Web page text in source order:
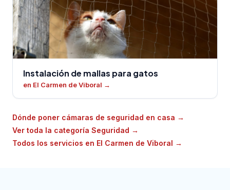
Instalación de mallas para gatos
en El Carmen de Viboral →
Dónde poner cámaras de seguridad en casa →
Ver toda la categoría Seguridad →
Todos los servicios en El Carmen de Viboral →